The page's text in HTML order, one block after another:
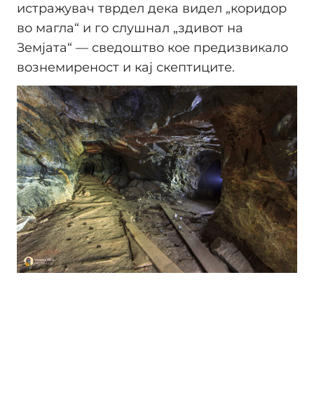
истражувач тврдел дека видел „коридор
во магла“ и го слушнал „здивот на
Земјата“ — сведоштво кое предизвикало
вознемиреност и кај скептиците.